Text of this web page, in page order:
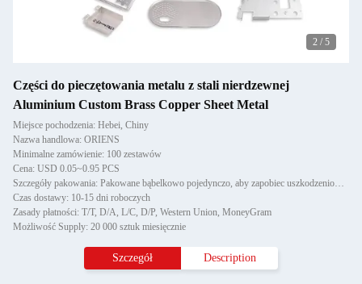
2 / 5
Części do pieczętowania metalu z stali nierdzewnej
Aluminium Custom Brass Copper Sheet Metal
Miejsce pochodzenia: Hebei, Chiny
Nazwa handlowa: ORIENS
Minimalne zamówienie: 100 zestawów
Cena: USD 0.05~0.95 PCS
Szczegóły pakowania: Pakowane bąbelkowo pojedynczo, aby zapobiec uszkodzeniom i zadrapaniom podczas transportu, następnie
Czas dostawy: 10-15 dni roboczych
Zasady płatności: T/T, D/A, L/C, D/P, Western Union, MoneyGram
Możliwość Supply: 20 000 sztuk miesięcznie
Szczegół Description